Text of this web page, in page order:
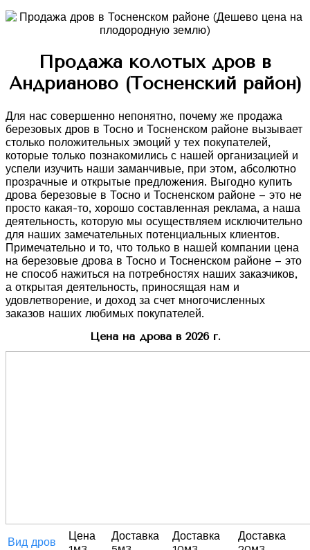
Продажа колотых дров в
Андрианово (Тосненский район)
Для нас совершенно непонятно, почему же продажа
березовых дров в Тосно и Тосненском районе вызывает
столько положительных эмоций у тех покупателей,
которые только познакомились с нашей организацией и
успели изучить наши заманчивые, при этом, абсолютно
прозрачные и открытые предложения. Выгодно купить
дрова березовые в Тосно и Тосненском районе – это не
просто какая-то, хорошо составленная реклама, а наша
деятельность, которую мы осуществляем исключительно
для наших замечательных потенциальных клиентов.
Примечательно и то, что только в нашей компании цена
на березовые дрова в Тосно и Тосненском районе – это
не способ нажиться на потребностях наших заказчиков,
а открытая деятельность, приносящая нам и
удовлетворение, и доход за счет многочисленных
заказов наших любимых покупателей.
Цена на дрова в 2026 г.
Вид дров
Цена
Доставка
Доставка
Доставка